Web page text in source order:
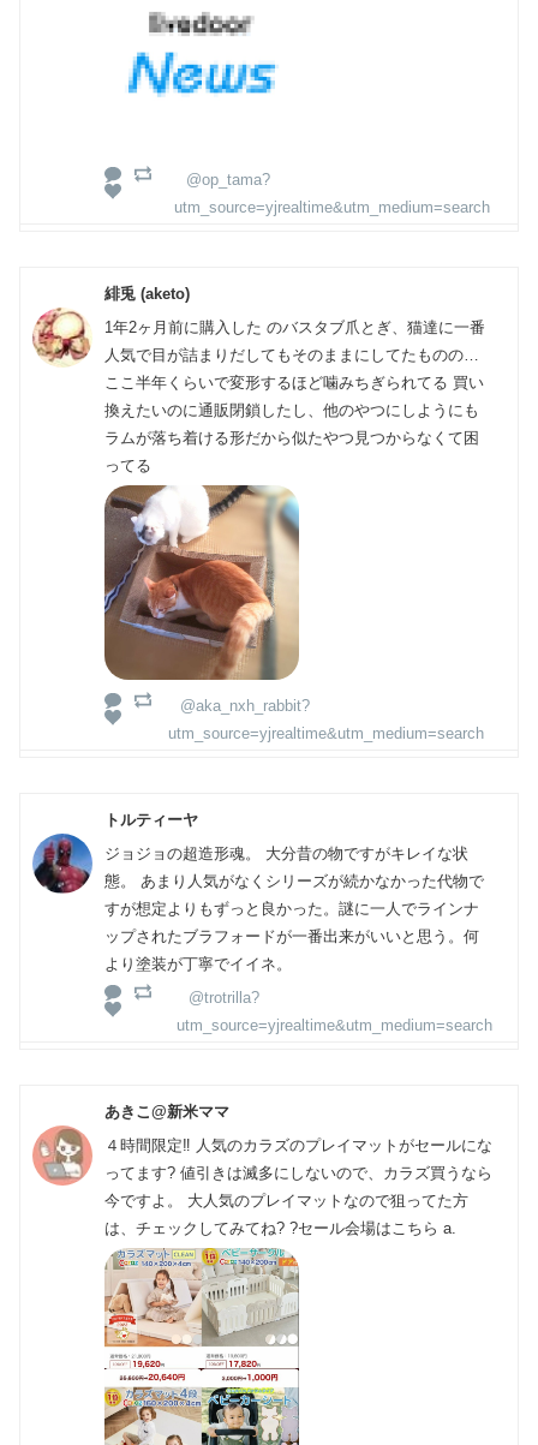
@op_tama?
utm_source=yjrealtime&utm_medium=search
緋兎 (aketo)
1年2ヶ月前に購入した のバスタブ爪とぎ、猫達に一番
人気で目が詰まりだしてもそのままにしてたものの…
ここ半年くらいで変形するほど噛みちぎられてる 買い
換えたいのに通販閉鎖したし、他のやつにしようにも
ラムが落ち着ける形だから似たやつ見つからなくて困
ってる
@aka_nxh_rabbit?
utm_source=yjrealtime&utm_medium=search
トルティーヤ
ジョジョの超造形魂。 大分昔の物ですがキレイな状
態。 あまり人気がなくシリーズが続かなかった代物で
すが想定よりもずっと良かった。謎に一人でラインナ
ップされたブラフォードが一番出来がいいと思う。何
より塗装が丁寧でイイネ。
@trotrilla?
utm_source=yjrealtime&utm_medium=search
あきこ@新米ママ
４時間限定‼️ 人気のカラズのプレイマットがセールにな
ってます? 値引きは滅多にしないので、カラズ買うなら
今ですよ。 大人気のプレイマットなので狙ってた方
は、チェックしてみてね? ?セール会場はこちら a.